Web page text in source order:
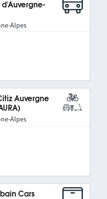
Alpes
Auvergne
Alpes
Cars